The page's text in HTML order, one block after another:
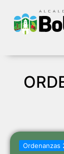
Ordenanzas